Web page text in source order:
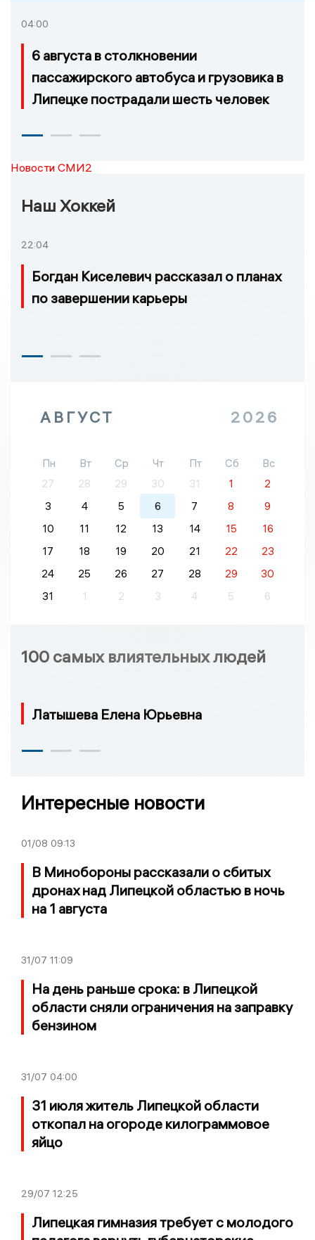
04:00
6 августа в столкновении
пассажирского автобуса и грузовика в
Липецке пострадали шесть человек
Новости СМИ2
Наш Хоккей
22:04
Богдан Киселевич рассказал о планах
по завершении карьеры
АВГУСТ 2026
Пн Вт Ср Чт Пт Сб
Вс
27
28 29 30 31 1
2
3
4 5 6 7 8
9
10
11 12 13 14 15
16
17
18 19 20 21 22
23
24
25 26 27 28 29
30
31
1 2 3 4 5 6
100 самых влиятельных людей
Латышева Елена Юрьевна
Интересные новости
01/08 09:13
В Минобороны рассказали о сбитых
дронах над Липецкой областью в ночь
на 1 августа
31/07 11:09
На день раньше срока: в Липецкой
области сняли ограничения на заправку
бензином
31/07 04:00
31 июля житель Липецкой области
откопал на огороде килограммовое
яйцо
29/07 12:25
Липецкая гимназия требует с молодого